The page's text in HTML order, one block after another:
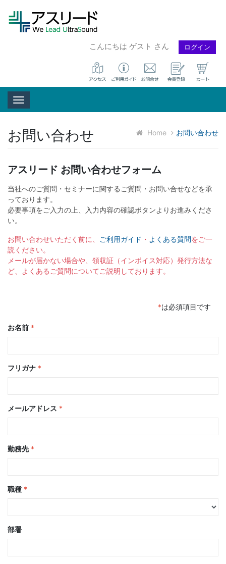
こんにちは ゲスト さん ログイン
Toggle navigation
お問い合わせ Home お問い合わせ
アスリード お問い合わせフォーム
当社へのご質問・セミナーに関するご質問・お問い合せなどを承
っております。
必要事項をご入力の上、入力内容の確認ボタンよりお進みくださ
い。
お問い合わせいただく前に、 ご利用ガイド ・ よくある質問をご一
読ください。
メールが届かない場合や、領収証（インボイス対応）発行方法な
ど、よくあるご質問についてご説明しております。
*は必須項目です
お名前 *
フリガナ *
メールアドレス *
勤務先 *
職種 *
部署